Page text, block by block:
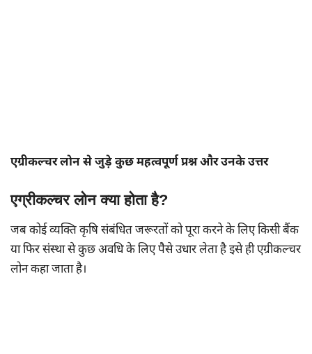
एग्रीकल्चर लोन से जुड़े कुछ महत्वपूर्ण प्रश्न और उनके उत्तर
एग्रीकल्चर लोन क्या होता है?
जब कोई व्यक्ति कृषि संबंधित जरूरतों को पूरा करने के लिए किसी बैंक
या फिर संस्था से कुछ अवधि के लिए पैसे उधार लेता है इसे ही एग्रीकल्चर
लोन कहा जाता है।